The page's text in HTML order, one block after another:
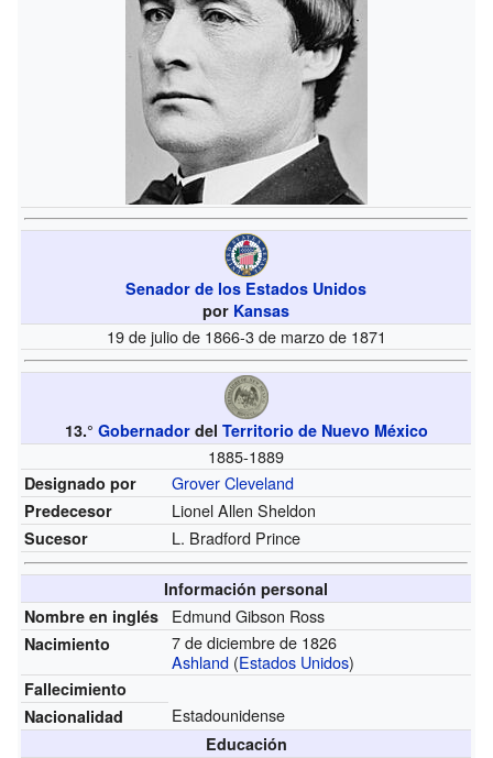
Senador de los Estados Unidos
por Kansas
19 de julio de 1866-3 de marzo de 1871
13.° Gobernadordel Territorio de Nuevo México
1885-1889
Designado por Grover Cleveland
Predecesor Lionel Allen Sheldon
Sucesor L. Bradford Prince
Información personal
Nombre en inglés
Edmund Gibson Ross
Nacimiento
7 de diciembre de 1826
Ashland (Estados Unidos)
Fallecimiento
Nacionalidad
Estadounidense
Educación